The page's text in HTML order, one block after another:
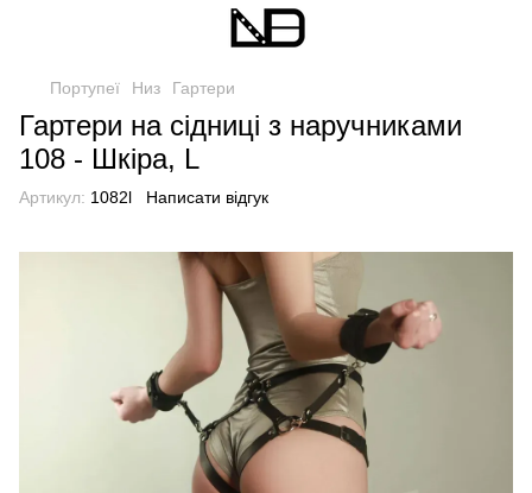
Портупеї Низ Гартери
Гартери на сідниці з наручниками
108 - Шкіра, L
Артикул: 1082l Написати відгук